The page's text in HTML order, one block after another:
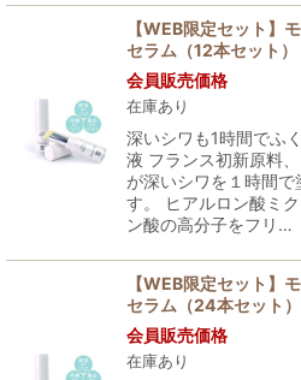
【WEB限定セット】
セラム（12本セット）
会員販売価格
在庫あり
深いシワも1時間でふ
液 フランス初新原料
が深いシワを１時間で
す。 ヒアルロン酸ミ
ン酸の高分子をフリ…
【WEB限定セット】
セラム（24本セット）
会員販売価格
在庫あり